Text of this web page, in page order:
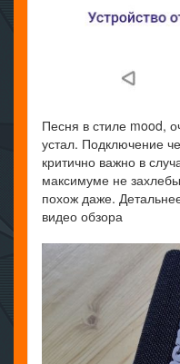
Песня в стиле mood,
устал. Подключение
критично важно в
максимуме не
похож даже.
видео обзора